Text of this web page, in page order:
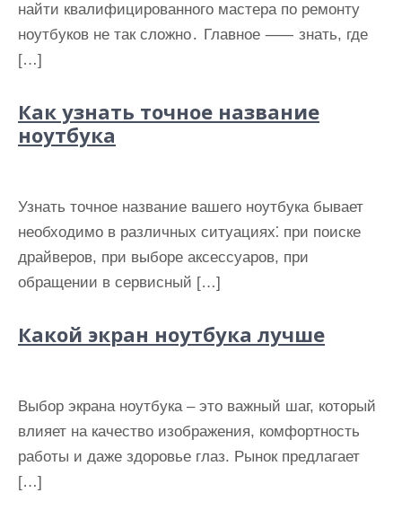
найти квалифицированного мастера по ремонту
ноутбуков не так сложно․ Главное ⸺ знать, где
[…]
Как узнать точное название
ноутбука
Узнать точное название вашего ноутбука бывает
необходимо в различных ситуациях⁚ при поиске
драйверов, при выборе аксессуаров, при
обращении в сервисный […]
Какой экран ноутбука лучше
Выбор экрана ноутбука – это важный шаг, который
влияет на качество изображения, комфортность
работы и даже здоровье глаз. Рынок предлагает
[…]